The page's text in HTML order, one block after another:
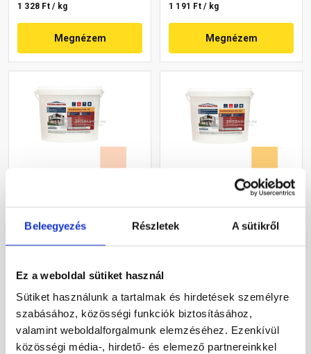
Beleegyezés Részletek A sütikről
Ez a weboldal sütiket használ
Sütiket használunk a tartalmak és hirdetések személyre
szabásához, közösségi funkciók biztosításához,
valamint weboldalforgalmunk elemzéséhez. Ezenkívül
közösségi média-, hirdető- és elemező partnereinkkel
1 328 Ft / kg
Megnézem
1 191 Ft / kg
Megnézem
vékonyvakolat, kapart 2
1 226 Ft / kg
Megnézem
vékonyvakolat, kapart 1,5
1 631 Ft / kg
Megnézem